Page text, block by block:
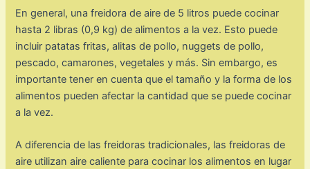
En general, una freidora de aire de 5 litros puede cocinar
hasta 2 libras (0,9 kg) de alimentos a la vez. Esto puede
incluir patatas fritas, alitas de pollo, nuggets de pollo,
pescado, camarones, vegetales y más. Sin embargo, es
importante tener en cuenta que el tamaño y la forma de los
alimentos pueden afectar la cantidad que se puede cocinar
a la vez.
A diferencia de las freidoras tradicionales, las freidoras de
aire utilizan aire caliente para cocinar los alimentos en lugar